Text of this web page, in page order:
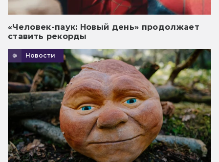
«Человек-паук: Новый день» продолжает
ставить рекорды
Новости